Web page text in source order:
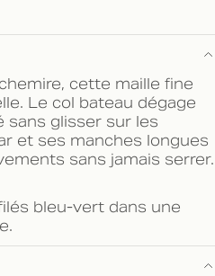
cette maille fine
Le col bateau dégage
sans glisser sur les
et ses manches longues
sans jamais serrer.
bleu-vert dans une